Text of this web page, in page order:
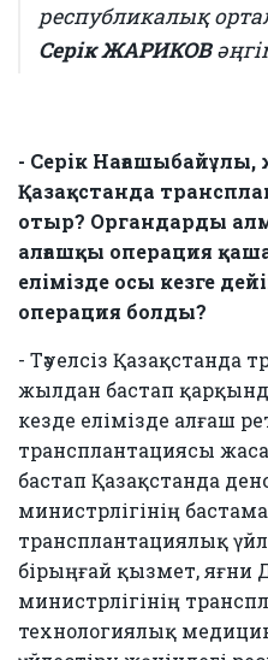
республикалық
Серік ЖАРИКОВ
- Серік Нағашыбайұлы,
Қазақстанда
отыр? Органдарды
алғашқы операция
елімізде осы кезге
операция болды?
- Тәуелсіз Қазақстанда
жылдан бастап
кезде елімізде алғаш
трансплантациясы
бастап Қазақстанда
министрлігінің
трансплантациялық
бірыңғай қызмет, яғни
министрлігінің
технологиялық